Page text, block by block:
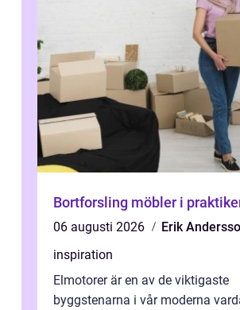
Bortforsling möbler i
06 augusti 2026
Erik
inspiration
Elmotorer är en av de viktigaste
byggstenarna i vår moderna